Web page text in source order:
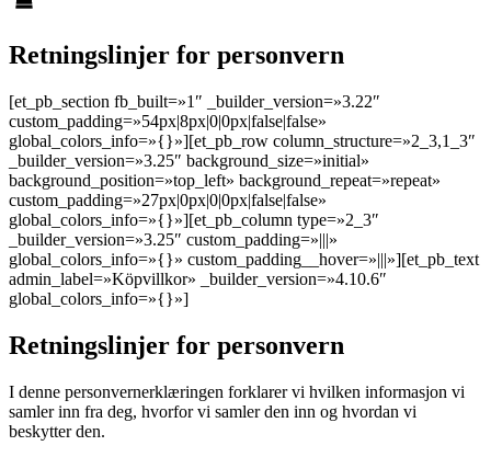
Retningslinjer for personvern
[et_pb_section fb_built=»1″ _builder_version=»3.22″
custom_padding=»54px|8px|0|0px|false|false»
global_colors_info=»{}»][et_pb_row column_structure=»2_3,1_3″
_builder_version=»3.25″ background_size=»initial»
background_position=»top_left» background_repeat=»repeat»
custom_padding=»27px|0px|0|0px|false|false»
global_colors_info=»{}»][et_pb_column type=»2_3″
_builder_version=»3.25″ custom_padding=»|||»
global_colors_info=»{}» custom_padding__hover=»|||»][et_pb_text
admin_label=»Köpvillkor» _builder_version=»4.10.6″
global_colors_info=»{}»]
Retningslinjer for personvern
I denne personvernerklæringen forklarer vi hvilken informasjon vi
samler inn fra deg, hvorfor vi samler den inn og hvordan vi
beskytter den.